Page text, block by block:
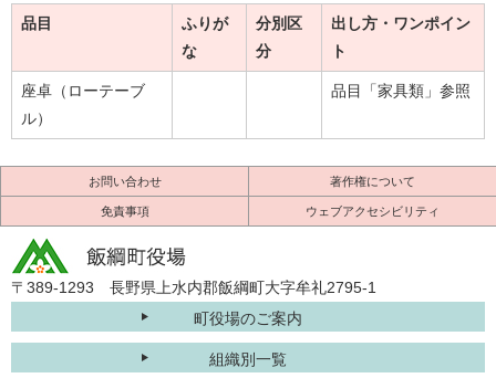
品目
ふりが
な
分別区
分
出し方・ワンポイン
ト
座卓（ローテーブ
ル）
品目「家具類」参照
お問い合わせ 著作権について
免責事項 ウェブアクセシビリティ
〒389-1293 長野県上水内郡飯綱町大字牟礼2795-1
町役場のご案内
組織別一覧